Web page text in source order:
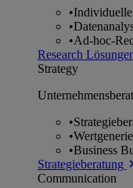
•
•
•Ad-hoc-
Research
Strategy
•
•
•Business
Strategieberatung
Communication